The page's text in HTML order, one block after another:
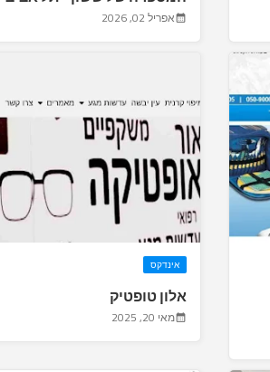
אפריל 02, 2026
אינדקס
אלון טופטיק
מאי 20, 2025